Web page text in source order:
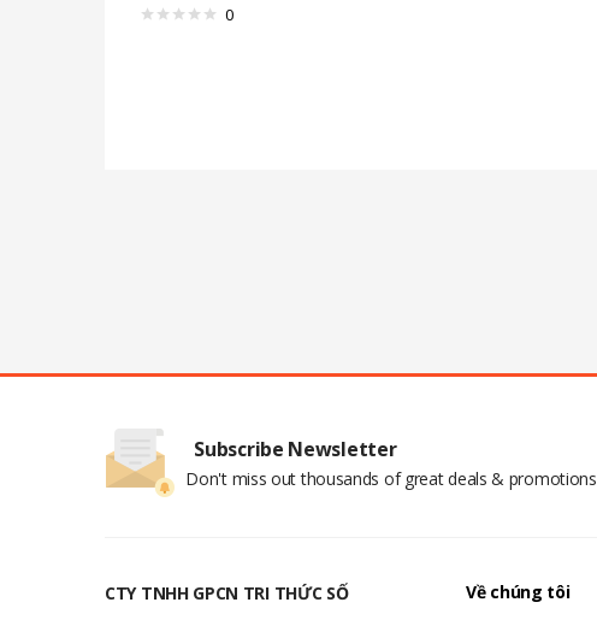
0
Subscribe Newsletter
Don't miss out thousands of great deals & promotions
CTY TNHH GPCN TRI THỨC SỐ Về chúng tôi